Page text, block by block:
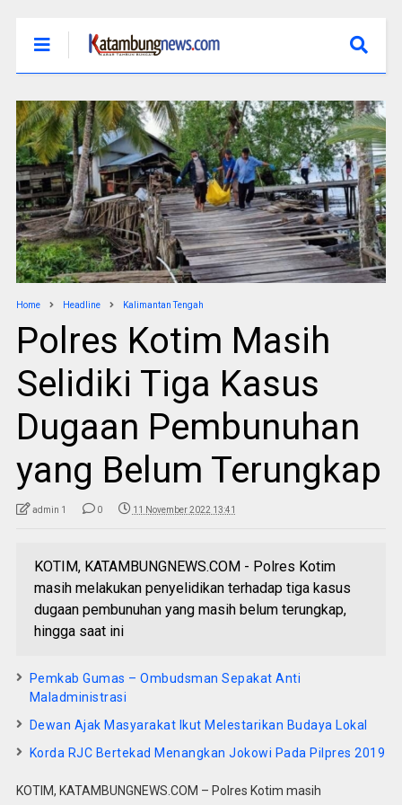
Home Headline Kalimantan Tengah
Polres Kotim Masih
Selidiki Tiga Kasus
Dugaan Pembunuhan
yang Belum Terungkap
admin 1 0 11 November 2022 13:41
KOTIM, KATAMBUNGNEWS.COM - Polres Kotim
masih melakukan penyelidikan terhadap tiga kasus
dugaan pembunuhan yang masih belum terungkap,
hingga saat ini
Pemkab Gumas – Ombudsman Sepakat Anti
Maladministrasi
Dewan Ajak Masyarakat Ikut Melestarikan Budaya Lokal
Korda RJC Bertekad Menangkan Jokowi Pada Pilpres 2019
KOTIM, KATAMBUNGNEWS.COM – Polres Kotim masih